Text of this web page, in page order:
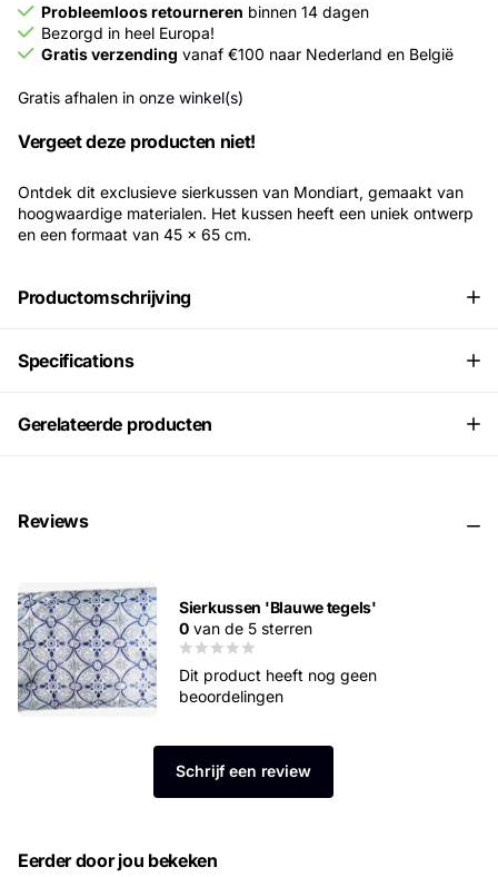
Probleemloos retourneren binnen 14 dagen
Bezorgd in heel Europa!
Gratis verzending vanaf €100 naar Nederland en België
Gratis afhalen in onze winkel(s)
Vergeet deze producten niet!
Ontdek dit exclusieve sierkussen van Mondiart, gemaakt van
hoogwaardige materialen. Het kussen heeft een uniek ontwerp
en een formaat van 45 x 65 cm.
Productomschrijving
Specifications
Gerelateerde producten
Reviews
Sierkussen 'Blauwe tegels'
0 van de 5 sterren
Dit product heeft nog geen
beoordelingen
Schrijf een review
Eerder door jou bekeken